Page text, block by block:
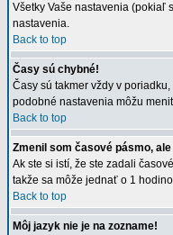
Všetky Vaše nastavenia (pokiaľ
nastavenia.
Back to top
Časy sú chybné!
Časy sú takmer vždy v
podobné nastavenia môžu
Back to top
Zmenil som časové pásmo,
Ak ste si istí, že ste zadali
takže sa môže jednať o 1
Back to top
Môj jazyk nie je na zozname!